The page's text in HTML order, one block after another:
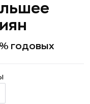
годовых